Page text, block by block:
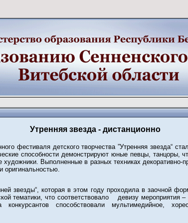
Утренняя звезда - дистанционно
фестиваля детского творчества ”Утренняя звезда“
способности демонстрируют юные певцы,
Выполненные в разных техниках декоративно-
оригинальностью.
звезды“, которая в этом году проходила в заочной
тематики, что соответствовало девизу мероприятия –
конкурсантов способствовали мультимедийное,